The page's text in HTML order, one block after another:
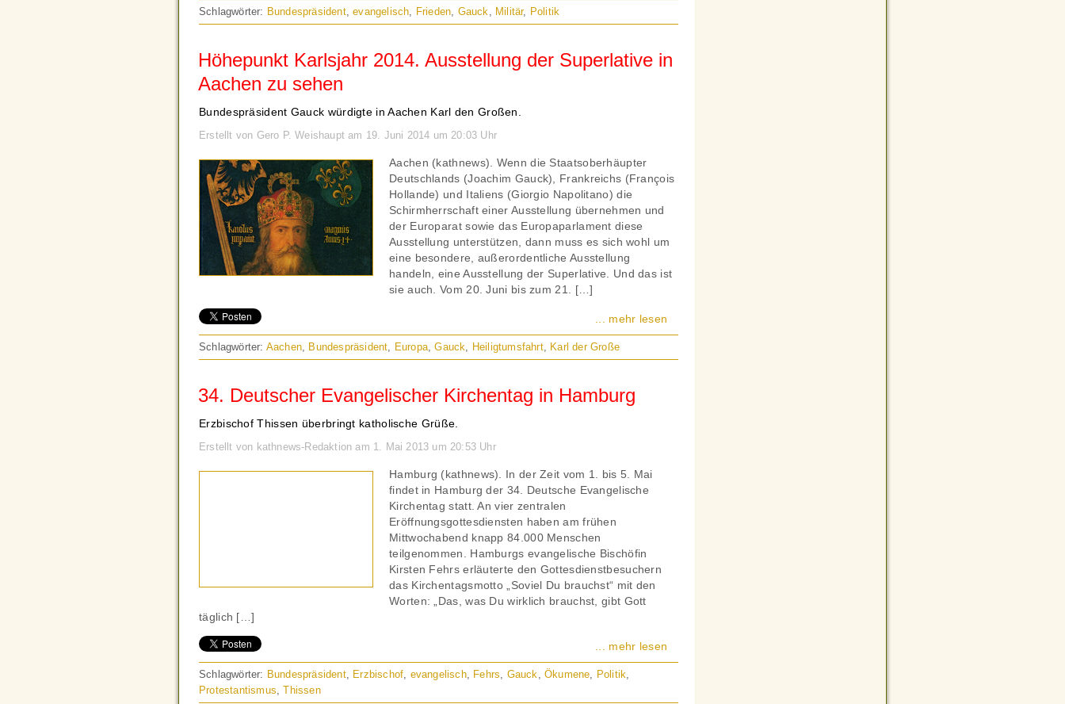
Schlagwörter: Bundespräsident,evangelisch, Frieden, Gauck, Militär, Politik
Höhepunkt Karlsjahr 2014. Ausstellung der Superlative in
Aachen zu sehen
Bundespräsident Gauck würdigte in Aachen Karl den Großen.
Erstellt von Gero P. Weishaupt am 19. Juni 2014 um 20:03 Uhr
Aachen (kathnews). Wenn die Staatsoberhäupter
Deutschlands (Joachim Gauck), Frankreichs (François
Hollande) und Italiens (Giorgio Napolitano) die
Schirmherrschaft einer Ausstellung übernehmen und
der Europarat sowie das Europaparlament diese
Ausstellung unterstützen, dann muss es sich wohl um
eine besondere, außerordentliche Ausstellung
handeln, eine Ausstellung der Superlative. Und das ist
sie auch. Vom 20. Juni bis zum 21. […]
... mehr lesen
Schlagwörter: Aachen, Bundespräsident, Europa,Gauck, Heiligtumsfahrt, Karl der Große
34. Deutscher Evangelischer Kirchentag in Hamburg
Erzbischof Thissen überbringt katholische Grüße.
Erstellt von kathnews-Redaktion am 1. Mai 2013 um 20:53 Uhr
Hamburg (kathnews). In der Zeit vom 1. bis 5. Mai
findet in Hamburg der 34. Deutsche Evangelische
Kirchentag statt. An vier zentralen
Eröffnungsgottesdiensten haben am frühen
Mittwochabend knapp 84.000 Menschen
teilgenommen. Hamburgs evangelische Bischöfin
Kirsten Fehrs erläuterte den Gottesdienstbesuchern
das Kirchentagsmotto „Soviel Du brauchst“ mit den
Worten: „Das, was Du wirklich brauchst, gibt Gott
täglich […]
... mehr lesen
Schlagwörter: Bundespräsident, Erzbischof, evangelisch, Fehrs, Gauck,Ökumene, Politik,
Protestantismus,Thissen